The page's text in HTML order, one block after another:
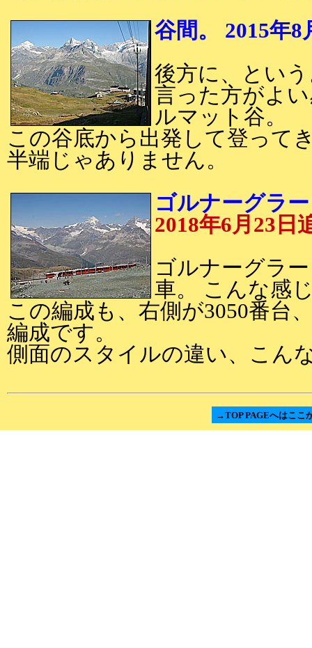
谷間。 2015年
後方に、とい
言った方がよ
ルマット谷。
この谷底から出発して登って
半端じゃありません。
ゴルナーグラ
2018年6月23日
ゴルナーグラ
車。 こんな感
この編成も、右側が3050番台
編成です。
側面のスタイルの違い、こん
→TOP PAGEへはここ